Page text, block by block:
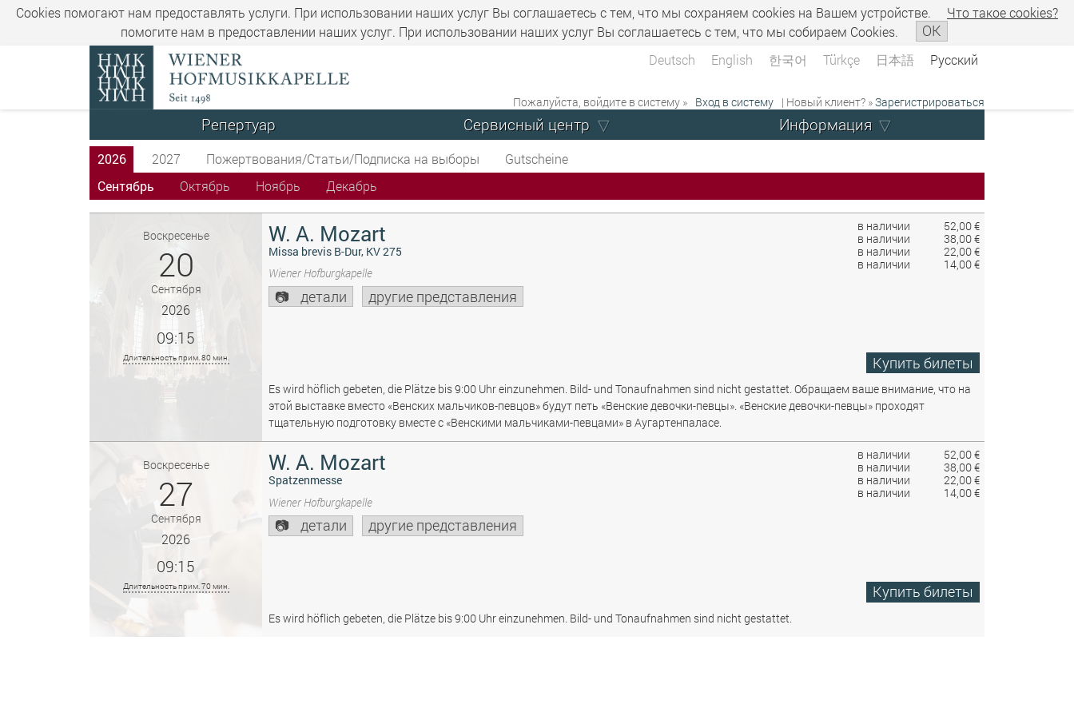
Cookies помогают нам предоставлять услуги. При использовании наших услуг Вы соглашаетесь с тем, что мы сохраняем сookies на Вашем устройстве.
Что такое сookies?
помогите нам в предоставлении наших услуг. При использовании наших услуг Вы соглашаетесь с тем, что мы собираем Cookies.
OK
Deutsch English 한국어 Türkçe 日本語 Русский
Пожалуйста, войдите в систему » Вход в систему | Новый клиент? »Зарегистрироваться
Репертуар Сервисный центр Информация
2026 2027 Пожертвования/Статьи/Подписка на выборы
Gutscheine
Сентябрь
Октябрь Ноябрь Декабрь
в наличии
52,00 €
в наличии
38,00 €
в наличии
22,00 €
в наличии
14,00 €
Воскресенье
20
Сентября
2026
09:15
Длительность прим. 80 мин.
W. A. Mozart
Missa brevis B-Dur, KV 275
Wiener Hofburgkapelle
детали другие представления
Купить билеты
Es wird höflich gebeten, die Plätze bis 9:00 Uhr einzunehmen. Bild- und Tonaufnahmen sind nicht gestattet. Обращаем ваше внимание, что на
этой выставке вместо «Венских мальчиков-певцов» будут петь «Венские девочки-певцы». «Венские девочки-певцы» проходят
тщательную подготовку вместе с «Венскими мальчиками-певцами» в Аугартенпаласе.
в наличии
52,00 €
в наличии
38,00 €
в наличии
22,00 €
в наличии
14,00 €
Воскресенье
27
Сентября
2026
09:15
Длительность прим. 70 мин.
W. A. Mozart
Spatzenmesse
Wiener Hofburgkapelle
детали другие представления
Купить билеты
Es wird höflich gebeten, die Plätze bis 9:00 Uhr einzunehmen. Bild- und Tonaufnahmen sind nicht gestattet.